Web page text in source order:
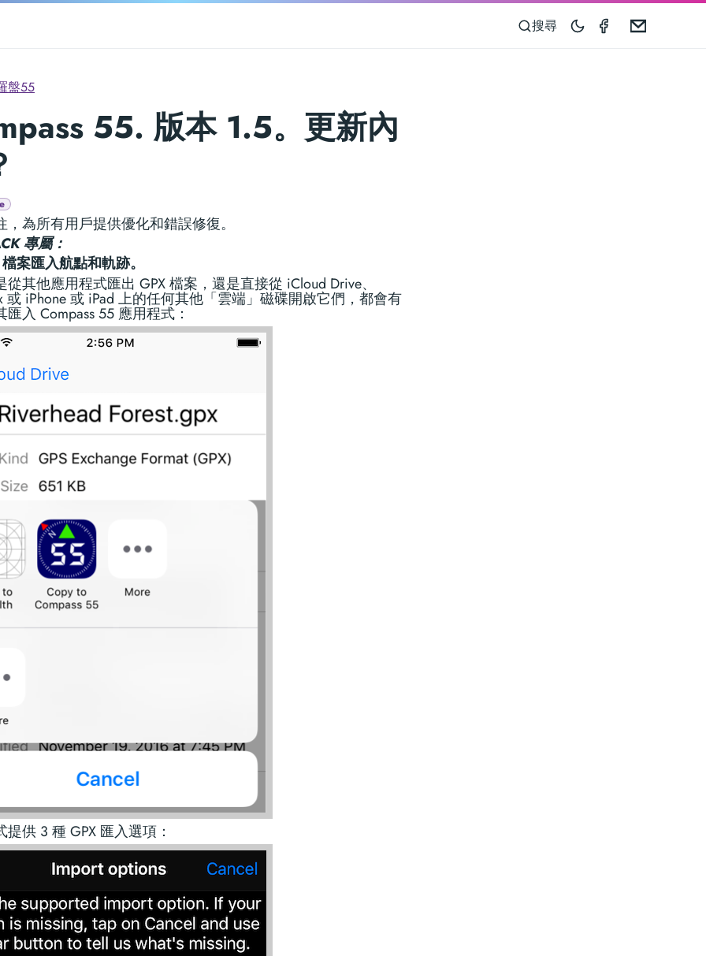
搜尋 Compass 55
盤55
55. 版本 1.5。更新內
，為所有用戶提供優化和錯誤修復。
專屬：
案匯入航點和軌跡。
從其他應用程式匯出 GPX 檔案，還是直接從 iCloud Drive、
或 iPhone 或 iPad 上的任何其他「雲端」磁碟開啟它們，都會有
匯入 Compass 55 應用程式：
提供 3 種 GPX 匯入選項：